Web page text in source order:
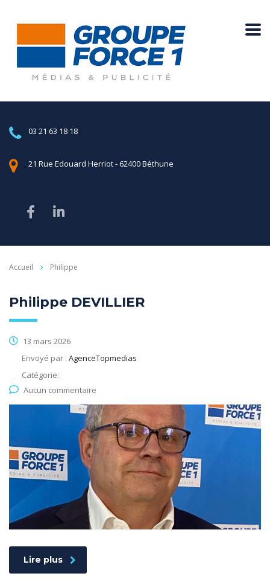
03 21 63 18 18
21 Rue Edouard Herriot - 62400 Béthune
Accueil Philippe
Philippe DEVILLIER
13 mars 2026
Envoyé par : AgenceTopmedias
Catégorie:
Aucun commentaire
Lire plus